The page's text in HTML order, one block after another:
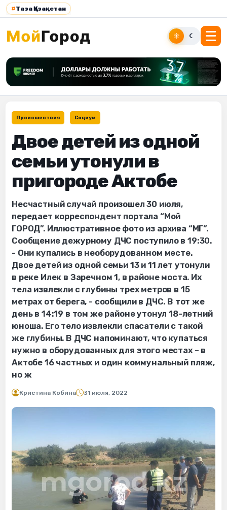
#Таза Қазақстан
☀ ☾
Происшествия Социум
Двое детей из одной
семьи утонули в
пригороде Актобе
Несчастный случай произошел 30 июля,
передает корреспондент портала “Мой
ГОРОД”. Иллюстративное фото из архива “МГ”.
Сообщение дежурному ДЧС поступило в 19:30.
- Они купались в необорудованном месте.
Двое детей из одной семьи 13 и 11 лет утонули
в реке Илек в Заречном 1, в районе моста. Их
тела извлекли с глубины трех метров в 15
метрах от берега, - сообщили в ДЧС. В тот же
день в 14:19 в том же районе утонул 18-летний
юноша. Его тело извлекли спасатели с такой
же глубины. В ДЧС напоминают, что купаться
нужно в оборудованных для этого местах – в
Актобе 16 частных и один коммунальный пляж,
но ж
Кристина Кобина 31 июля, 2022